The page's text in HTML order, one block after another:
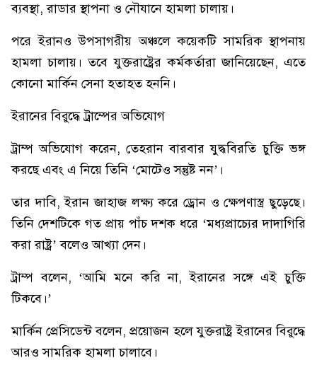
ব্যবস্থা, রাডার স্থাপনা ও নৌযানে হামলা চালায়।
পরে ইরানও উপসাগরীয় অঞ্চলে কয়েকটি সামরিক স্থাপনায়
হামলা চালায়। তবে যুক্তরাষ্ট্রের কর্মকর্তারা জানিয়েছেন, এতে
কোনো মার্কিন সেনা হতাহত হননি।
ইরানের বিরুদ্ধে ট্রাম্পের অভিযোগ
ট্রাম্প অভিযোগ করেন, তেহরান বারবার যুদ্ধবিরতি চুক্তি ভঙ্গ
করছে এবং এ নিয়ে তিনি ‘মোটেও সন্তুষ্ট নন’।
তার দাবি, ইরান জাহাজ লক্ষ্য করে ড্রোন ও ক্ষেপণাস্ত্র ছুড়েছে।
তিনি দেশটিকে গত প্রায় পাঁচ দশক ধরে ‘মধ্যপ্রাচ্যের দাদাগিরি
করা রাষ্ট্র’ বলেও আখ্যা দেন।
ট্রাম্প বলেন, ‘আমি মনে করি না, ইরানের সঙ্গে এই চুক্তি
টিকবে।’
মার্কিন প্রেসিডেন্ট বলেন, প্রয়োজন হলে যুক্তরাষ্ট্র ইরানের বিরুদ্ধে
আরও সামরিক হামলা চালাবে।